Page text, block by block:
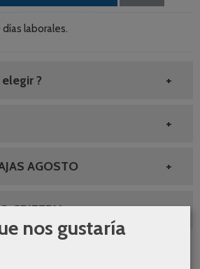
días laborales.
?
AGOSTO
GRIFERIA
nos gustaría